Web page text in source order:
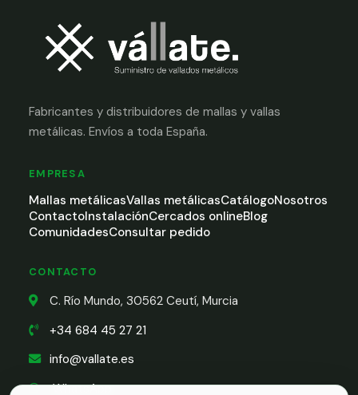
Fabricantes y distribuidores de mallas y vallas
metálicas. Envíos a toda España.
EMPRESA
Mallas metálicasVallas metálicasCatálogoNosotros
ContactoInstalaciónCercados onlineBlog
ComunidadesConsultar pedido
CONTACTO
C. Río Mundo, 30562 Ceutí, Murcia
+34 684 45 27 21
info@vallate.es
WhatsApp